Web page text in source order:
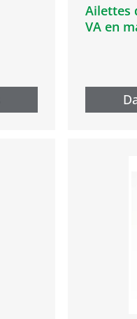
Ailettes
VA en